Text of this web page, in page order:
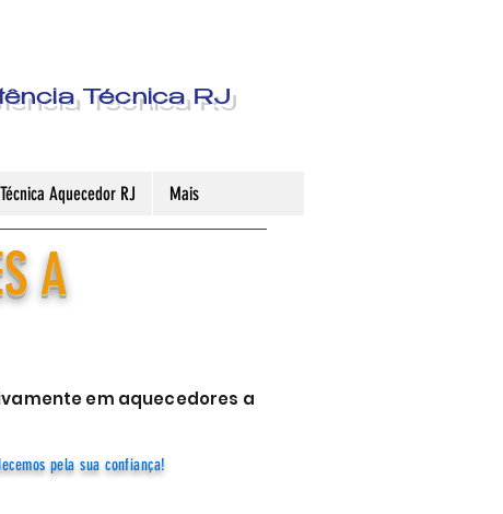
Técnica RJ
Aquecedor RJ Mais
A
em aquecedores a
pela sua confiança!